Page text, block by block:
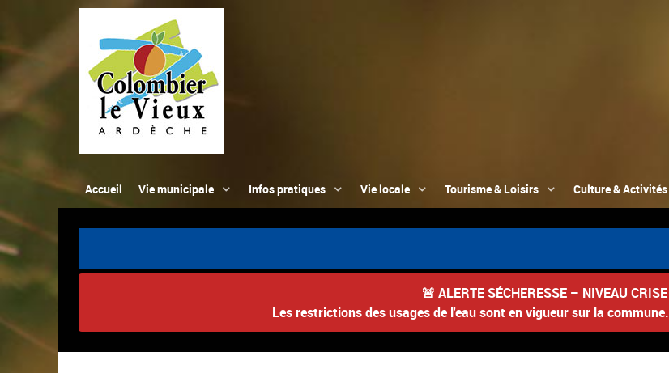
Accueil Vie municipale Infos pratiques Vie locale Tourisme & Loisirs Culture & Activités
🚨 ALERTE SÉCHERESSE – NIVEAU CRISE
Les restrictions des usages de l'eau sont en vigueur sur la commune.